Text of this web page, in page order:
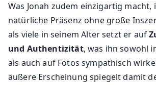
Was Jonah zudem einzigartig macht,
natürliche Präsenz ohne große
als viele in seinem Alter setzt er auf
und Authentizität, was ihn sowohl
als auch auf Fotos sympathisch
äußere Erscheinung spiegelt damit